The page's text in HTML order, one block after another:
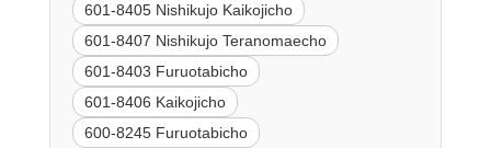
601-8405 Nishikujo Kaikojicho
601-8407 Nishikujo Teranomaecho
601-8403 Furuotabicho
601-8406 Kaikojicho
600-8245 Furuotabicho